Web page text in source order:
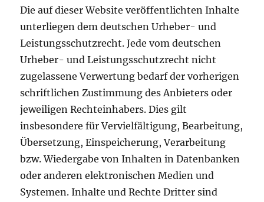
Die auf dieser Website veröffentlichten Inhalte
unterliegen dem deutschen Urheber- und
Leistungsschutzrecht. Jede vom deutschen
Urheber- und Leistungsschutzrecht nicht
zugelassene Verwertung bedarf der vorherigen
schriftlichen Zustimmung des Anbieters oder
jeweiligen Rechteinhabers. Dies gilt
insbesondere für Vervielfältigung, Bearbeitung,
Übersetzung, Einspeicherung, Verarbeitung
bzw. Wiedergabe von Inhalten in Datenbanken
oder anderen elektronischen Medien und
Systemen. Inhalte und Rechte Dritter sind